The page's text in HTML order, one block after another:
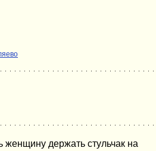
женщину держать стульчак на